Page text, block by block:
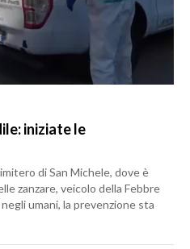
iniziate le
di San Michele, dove è
zanzare, veicolo della Febbre
umani, la prevenzione sta